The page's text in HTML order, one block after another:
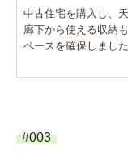
中古住宅を購入し、
廊下から使える収納
ペースを確保しました
#003